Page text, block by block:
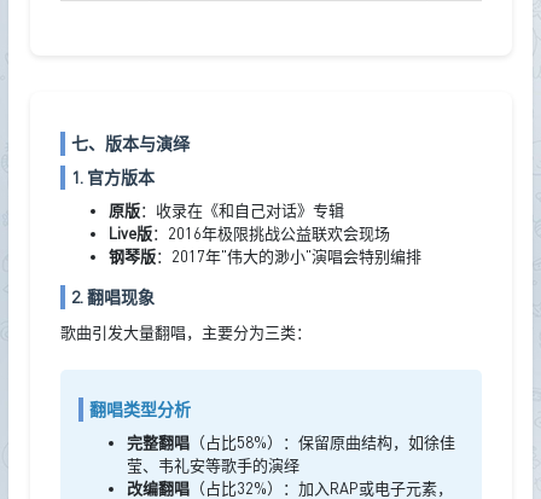
七、版本与演绎
1. 官方版本
原版：收录在《和自己对话》专辑
Live版：2016年极限挑战公益联欢会现场
钢琴版：2017年"伟大的渺小"演唱会特别编排
2. 翻唱现象
歌曲引发大量翻唱，主要分为三类：
翻唱类型分析
完整翻唱（占比58%）：保留原曲结构，如徐佳
莹、韦礼安等歌手的演绎
改编翻唱（占比32%）：加入RAP或电子元素，